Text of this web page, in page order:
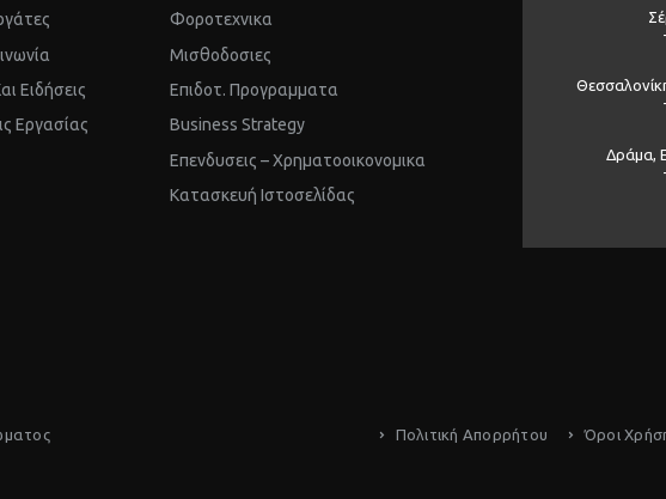
Ειδήσεις
Εργασίας
Φοροτεχνικα
Μισθοδοσιες
Επιδοτ. Προγραμματα
Business Strategy
Επενδυσεις – Χρηματοοικονομικα
Kατασκευή Ιστοσελίδας
Δράμα,
Πολιτική Απορρήτου Όροι